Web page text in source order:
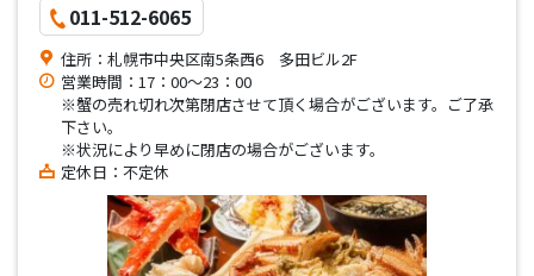
011-512-6065
住所：札幌市中央区南5条西6 多田ビル2F
営業時間：17：00～23：00
※蟹の売れ切れ次第閉店させて頂く場合がございます。ご了承
下さい。
※状況により早めに閉店の場合がございます。
定休日：不定休